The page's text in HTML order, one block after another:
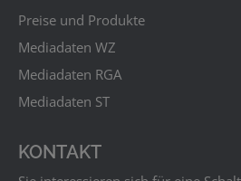
Preise und Produkte
Mediadaten WZ
Mediadaten RGA
Mediadaten ST
KONTAKT